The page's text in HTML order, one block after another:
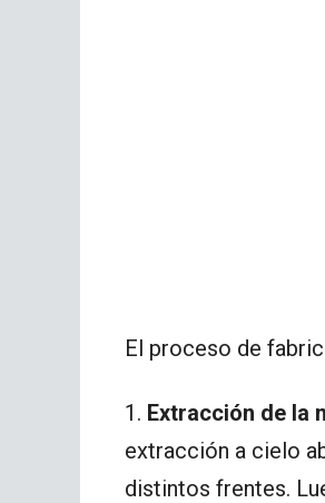
El proceso de
1. Extracción de la
extracción a cielo
distintos frentes.